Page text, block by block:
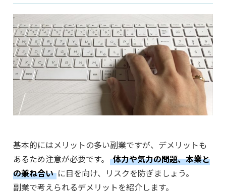
基本的にはメリットの多い副業ですが、デメリットも
あるため注意が必要です。
体力や気力の問題、本業と
の兼ね合い に目を向け、リスクを防ぎましょう。
副業で考えられるデメリットを紹介します。